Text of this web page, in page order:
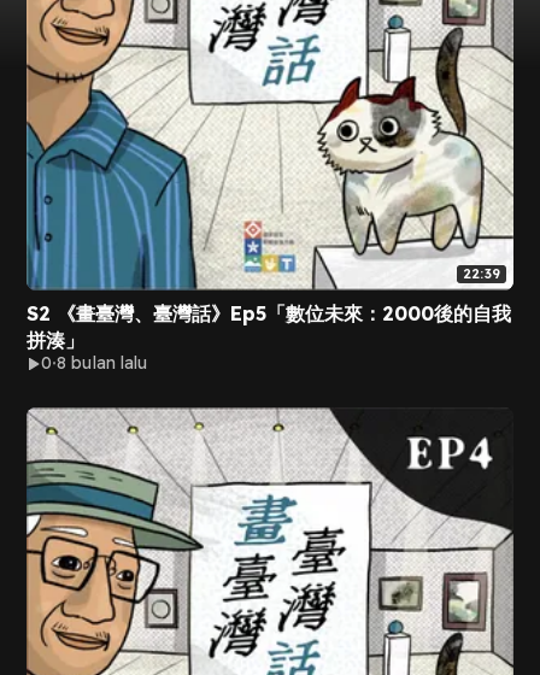
22:39
S2 《畫臺灣、臺灣話》Ep5「數位未來：2000後的自我
拼湊」
0 8 bulan lalu